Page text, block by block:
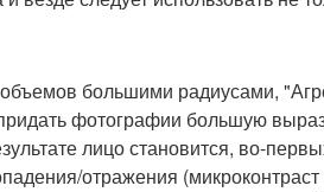
большими радиусами,
фотографии большую
лицо становится, во-
отражения